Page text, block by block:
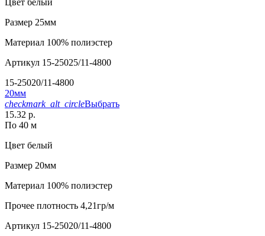
Цвет белый
Размер 25мм
Материал 100% полиэстер
Артикул 15-25025/11-4800
15-25020/11-4800
20мм
checkmark_alt_circleВыбрать
15.32 р.
По 40 м
Цвет белый
Размер 20мм
Материал 100% полиэстер
Прочее плотность 4,21гр/м
Артикул 15-25020/11-4800